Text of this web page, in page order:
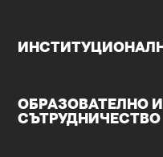
ОБРАЗОВАТЕЛНО
СЪТРУДНИЧЕСТВО